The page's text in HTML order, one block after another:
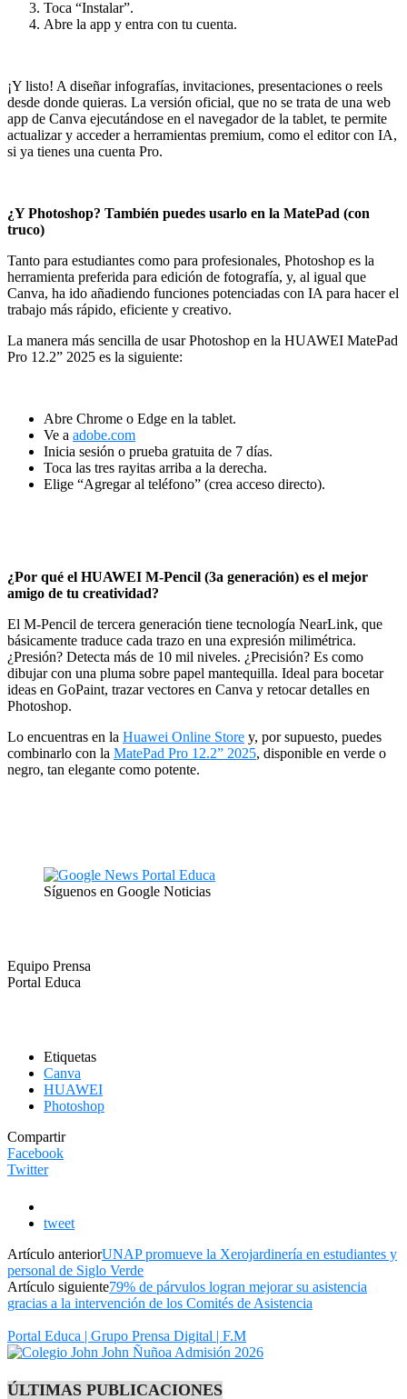
Toca “Instalar”.
Abre la app y entra con tu cuenta.
¡Y listo! A diseñar infografías, invitaciones, presentaciones o reels
desde donde quieras. La versión oficial, que no se trata de una web
app de Canva ejecutándose en el navegador de la tablet, te permite
actualizar y acceder a herramientas premium, como el editor con IA,
si ya tienes una cuenta Pro.
¿Y Photoshop? También puedes usarlo en la MatePad (con
truco)
Tanto para estudiantes como para profesionales, Photoshop es la
herramienta preferida para edición de fotografía, y, al igual que
Canva, ha ido añadiendo funciones potenciadas con IA para hacer el
trabajo más rápido, eficiente y creativo.
La manera más sencilla de usar Photoshop en la HUAWEI MatePad
Pro 12.2” 2025 es la siguiente:
Abre Chrome o Edge en la tablet.
Ve a adobe.com
Inicia sesión o prueba gratuita de 7 días.
Toca las tres rayitas arriba a la derecha.
Elige “Agregar al teléfono” (crea acceso directo).
¿Por qué el HUAWEI M-Pencil (3a generación) es el mejor
amigo de tu creatividad?
El M-Pencil de tercera generación tiene tecnología NearLink, que
básicamente traduce cada trazo en una expresión milimétrica.
¿Presión? Detecta más de 10 mil niveles. ¿Precisión? Es como
dibujar con una pluma sobre papel mantequilla. Ideal para bocetar
ideas en GoPaint, trazar vectores en Canva y retocar detalles en
Photoshop.
Lo encuentras en la Huawei Online Store y, por supuesto, puedes
combinarlo con la MatePad Pro 12.2” 2025, disponible en verde o
negro, tan elegante como potente.
Síguenos en Google Noticias
Equipo Prensa
Portal Educa
Etiquetas
Canva
HUAWEI
Photoshop
Compartir
Facebook
Twitter
tweet
Artículo anteriorUNAP promueve la Xerojardinería en estudiantes y
personal de Siglo Verde
Artículo siguiente79% de párvulos logran mejorar su asistencia
gracias a la intervención de los Comités de Asistencia
Portal Educa | Grupo Prensa Digital | F.M
ÚLTIMAS PUBLICACIONES